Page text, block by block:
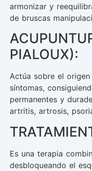
armonizar y
de bruscas
PIALOUX):
Actúa sobre el
síntomas,
permanentes y
artritis, artrosis,
Es una terapia
desbloqueando el